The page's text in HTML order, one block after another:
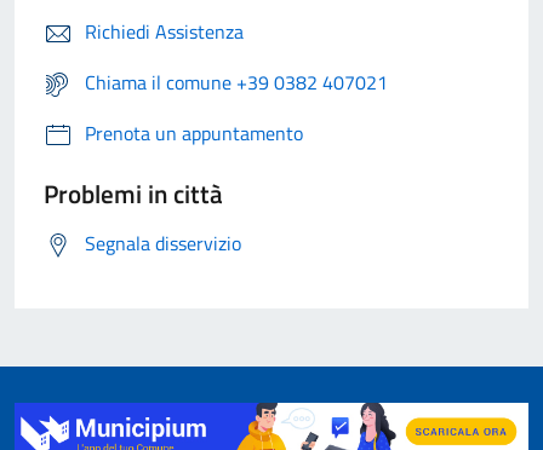
Richiedi Assistenza
Chiama il comune +39 0382 407021
Prenota un appuntamento
Problemi in città
Segnala disservizio